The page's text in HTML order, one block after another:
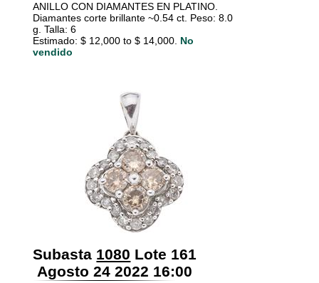
ANILLO CON DIAMANTES EN PLATINO.
Diamantes corte brillante ~0.54 ct. Peso: 8.0
g. Talla: 6
Estimado: $ 12,000 to $ 14,000. No
vendido
Subasta 1080 Lote 161
Agosto 24 2022 16:00